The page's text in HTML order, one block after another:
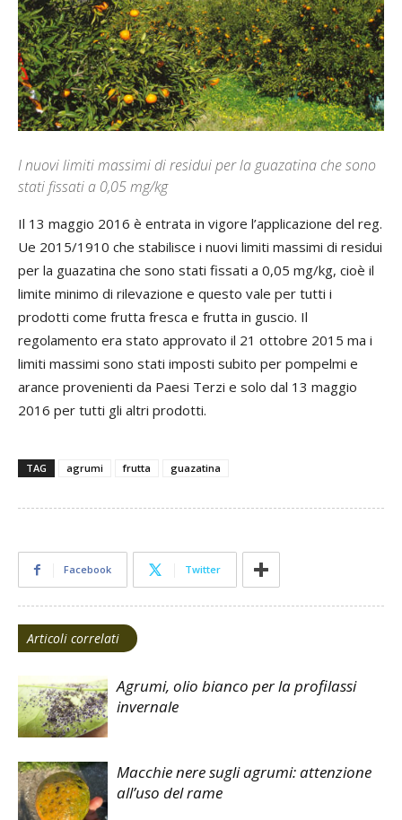
I nuovi limiti massimi di residui per la guazatina che sono
stati fissati a 0,05 mg/kg
Il 13 maggio 2016 è entrata in vigore l’applicazione del reg.
Ue 2015/1910 che stabilisce i nuovi limiti massimi di residui
per la guazatina che sono stati fissati a 0,05 mg/kg, cioè il
limite minimo di rilevazione e questo vale per tutti i
prodotti come frutta fresca e frutta in guscio. Il
regolamento era stato approvato il 21 ottobre 2015 ma i
limiti massimi sono stati imposti subito per pompelmi e
arance provenienti da Paesi Terzi e solo dal 13 maggio
2016 per tutti gli altri prodotti.
TAG agrumi frutta guazatina
Facebook Twitter
Articoli correlati
Agrumi, olio bianco per la profilassi
invernale
Macchie nere sugli agrumi: attenzione
all’uso del rame